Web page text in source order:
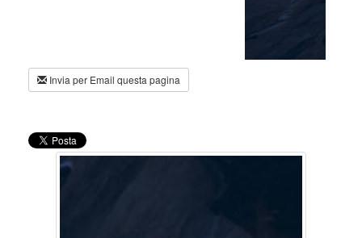
Invia per Email questa pagina